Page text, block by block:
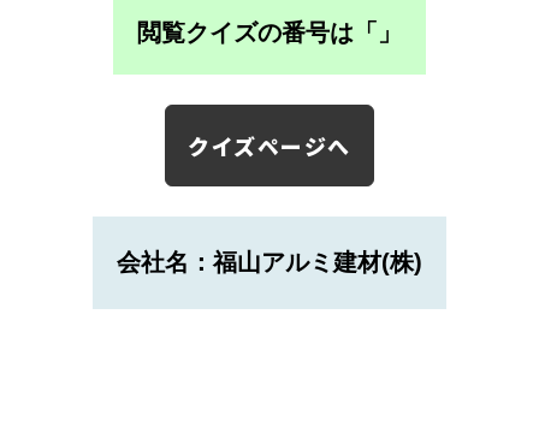
閲覧クイズの番号は「 」
クイズページへ
会社名：福山アルミ建材(株)